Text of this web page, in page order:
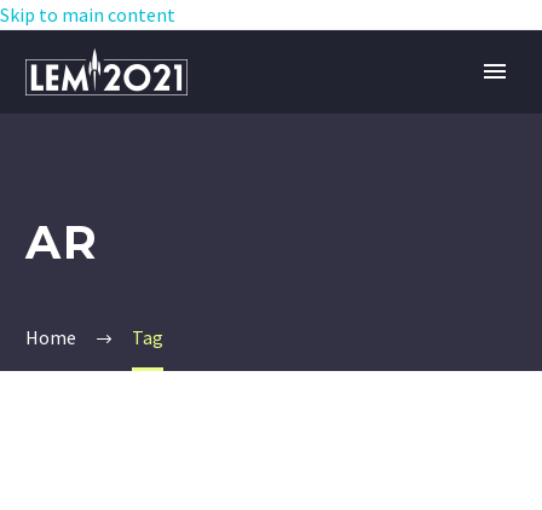
Skip to main content
AR
Home Tag